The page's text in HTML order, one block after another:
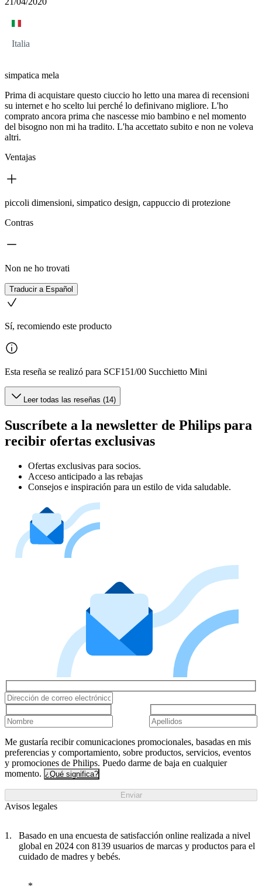
Italia
simpatica mela
Prima di acquistare questo ciuccio ho letto una marea di recensioni
su internet e ho scelto lui perché lo definivano migliore. L'ho
comprato ancora prima che nascesse mio bambino e nel momento
del bisogno non mi ha tradito. L'ha accettato subito e non ne voleva
altri.
Ventajas
piccoli dimensioni, simpatico design, cappuccio di protezione
Contras
Non ne ho trovati
Traducir a Español
Sí, recomiendo este producto
Esta reseña se realizó para SCF151/00 Succhietto Mini
Leer todas las reseñas (14)
Suscríbete a la newsletter de Philips para
recibir ofertas exclusivas
Ofertas exclusivas para socios.
Acceso anticipado a las rebajas
Consejos e inspiración para un estilo de vida saludable.
Me gustaría recibir comunicaciones promocionales, basadas en mis
preferencias y comportamiento, sobre productos, servicios, eventos
y promociones de Philips. Puedo darme de baja en cualquier
momento. ¿Qué significa?
Enviar
Avisos legales
Basado en una encuesta de satisfacción online realizada a nivel
global en 2024 con 8139 usuarios de marcas y productos para el
cuidado de madres y bebés.